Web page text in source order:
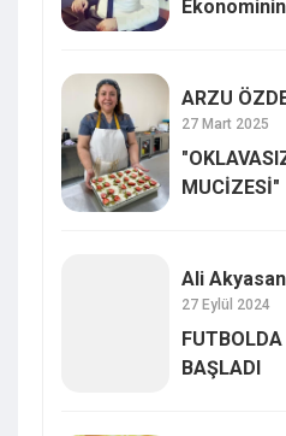
ARZU
27 Mart 2025
MUCİZESİ"
Ali Akyasan
27 Eylül 2024
BAŞLADI